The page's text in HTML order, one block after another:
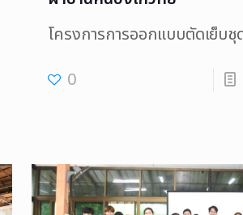
โครงการการออกแบบตัดเย็บชุ
0